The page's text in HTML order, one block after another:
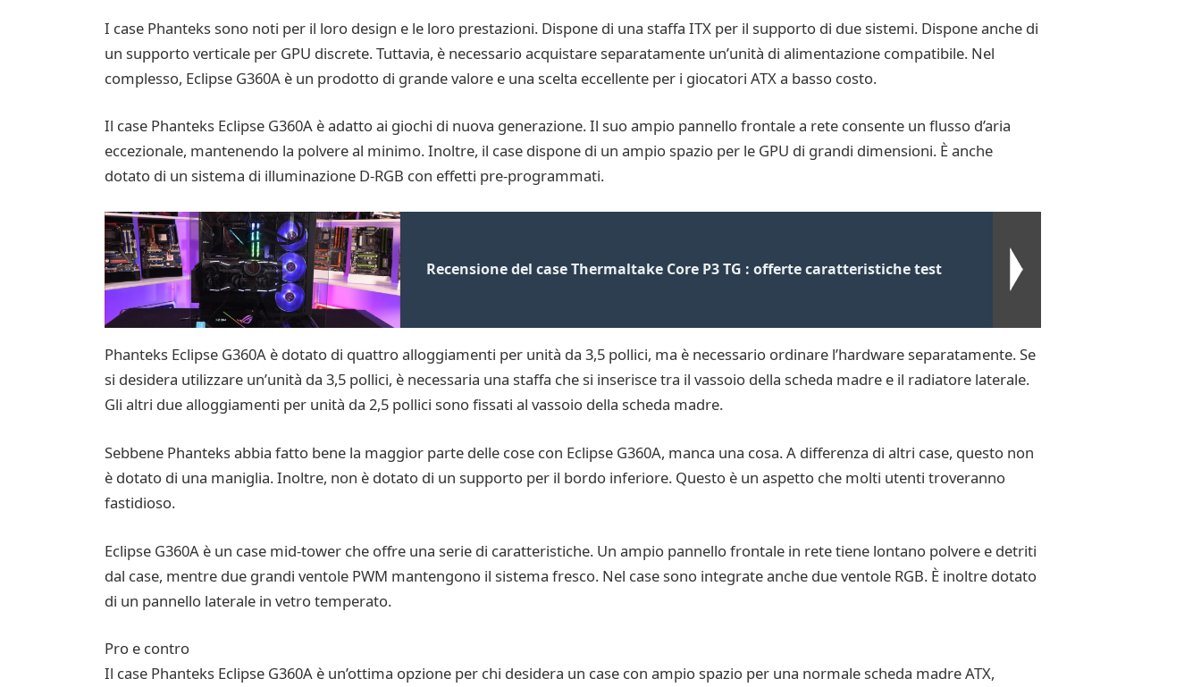
I case Phanteks sono noti per il loro design e le loro prestazioni. Dispone di una staffa ITX per il supporto di due sistemi. Dispone anche di
un supporto verticale per GPU discrete. Tuttavia, è necessario acquistare separatamente un’unità di alimentazione compatibile. Nel
complesso, Eclipse G360A è un prodotto di grande valore e una scelta eccellente per i giocatori ATX a basso costo.
Il case Phanteks Eclipse G360A è adatto ai giochi di nuova generazione. Il suo ampio pannello frontale a rete consente un flusso d’aria
eccezionale, mantenendo la polvere al minimo. Inoltre, il case dispone di un ampio spazio per le GPU di grandi dimensioni. È anche
dotato di un sistema di illuminazione D-RGB con effetti pre-programmati.
Recensione del case Thermaltake Core P3 TG : offerte caratteristiche test
Phanteks Eclipse G360A è dotato di quattro alloggiamenti per unità da 3,5 pollici, ma è necessario ordinare l’hardware separatamente. Se
si desidera utilizzare un’unità da 3,5 pollici, è necessaria una staffa che si inserisce tra il vassoio della scheda madre e il radiatore laterale.
Gli altri due alloggiamenti per unità da 2,5 pollici sono fissati al vassoio della scheda madre.
Sebbene Phanteks abbia fatto bene la maggior parte delle cose con Eclipse G360A, manca una cosa. A differenza di altri case, questo non
è dotato di una maniglia. Inoltre, non è dotato di un supporto per il bordo inferiore. Questo è un aspetto che molti utenti troveranno
fastidioso.
Eclipse G360A è un case mid-tower che offre una serie di caratteristiche. Un ampio pannello frontale in rete tiene lontano polvere e detriti
dal case, mentre due grandi ventole PWM mantengono il sistema fresco. Nel case sono integrate anche due ventole RGB. È inoltre dotato
di un pannello laterale in vetro temperato.
Pro e contro
Il case Phanteks Eclipse G360A è un’ottima opzione per chi desidera un case con ampio spazio per una normale scheda madre ATX,